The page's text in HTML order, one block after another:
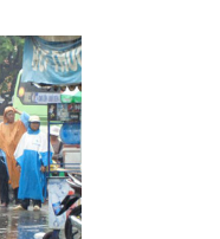
63 tỉnh,